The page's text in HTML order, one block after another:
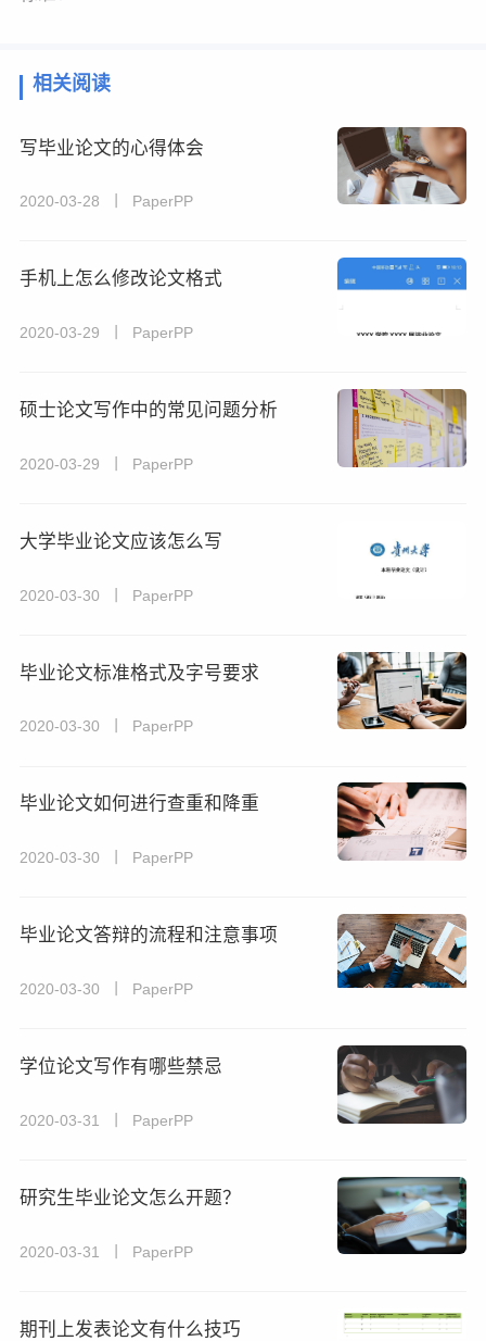
相关阅读
写毕业论文的心得体会
2020-03-28 丨 PaperPP
手机上怎么修改论文格式
2020-03-29 丨 PaperPP
硕士论文写作中的常见问题分析
2020-03-29 丨 PaperPP
大学毕业论文应该怎么写
2020-03-30 丨 PaperPP
毕业论文标准格式及字号要求
2020-03-30 丨 PaperPP
毕业论文如何进行查重和降重
2020-03-30 丨 PaperPP
毕业论文答辩的流程和注意事项
2020-03-30 丨 PaperPP
学位论文写作有哪些禁忌
2020-03-31 丨 PaperPP
研究生毕业论文怎么开题？
2020-03-31 丨 PaperPP
期刊上发表论文有什么技巧